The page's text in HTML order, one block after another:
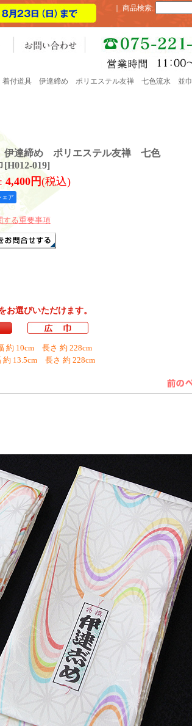
着付道具 伊達締め ポリエステル友禅 七色流水 並巾
商品検索:
達締め ポリエステル友禅 七色
[H012-019]
: 4,400円(税込)
ェア
する重要事項
お選びいただけます。
約 10cm 長さ 約 228cm
約 13.5cm 長さ 約 228cm